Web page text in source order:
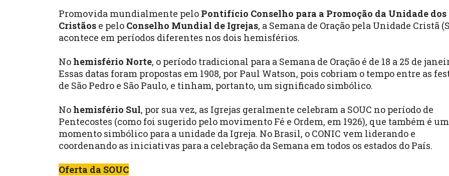
Promovida mundialmente pelo Pontifício Conselho para a Promoção da Unidade dos
Cristãos e pelo Conselho Mundial de Igrejas, a Semana de Oração pela Unidade Cristã
acontece em períodos diferentes nos dois hemisférios.
No hemisfério Norte, o período tradicional para a Semana de Oração é de 18 a 25 de
Essas datas foram propostas em 1908, por Paul Watson, pois cobriam o tempo entre as
de São Pedro e São Paulo, e tinham, portanto, um significado simbólico.
No hemisfério Sul, por sua vez, as Igrejas geralmente celebram a SOUC no período de
Pentecostes (como foi sugerido pelo movimento Fé e Ordem, em 1926), que também é um
momento simbólico para a unidade da Igreja. No Brasil, o CONIC vem liderando e
coordenando as iniciativas para a celebração da Semana em todos os estados do País.
Oferta da SOUC